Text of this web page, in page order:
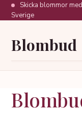
Hoppa
till
Skicka blommor
Sverige
Blombud